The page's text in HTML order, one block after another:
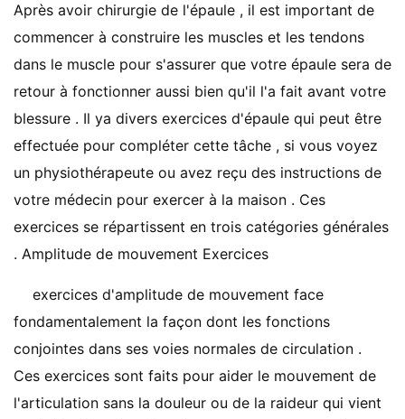
Après avoir chirurgie de l'épaule , il est important de
commencer à construire les muscles et les tendons
dans le muscle pour s'assurer que votre épaule sera de
retour à fonctionner aussi bien qu'il l'a fait avant votre
blessure . Il ya divers exercices d'épaule qui peut être
effectuée pour compléter cette tâche , si vous voyez
un physiothérapeute ou avez reçu des instructions de
votre médecin pour exercer à la maison . Ces
exercices se répartissent en trois catégories générales
. Amplitude de mouvement Exercices
exercices d'amplitude de mouvement face
fondamentalement la façon dont les fonctions
conjointes dans ses voies normales de circulation .
Ces exercices sont faits pour aider le mouvement de
l'articulation sans la douleur ou de la raideur qui vient